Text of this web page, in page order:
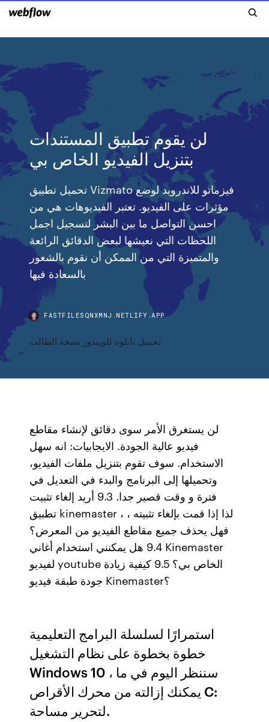
لن يقوم تطبيق المستندات
بتنزيل الفيديو الخاص بي
تحميل تطبيق Vizmato فيزماتو للاندرويد لوضع
مؤثرات على الفيديو. تعتبر الفيديوهات هي من
احسن التواصل ما بين البشر لتسجيل اجمل
اللحظات التي نعيشها لبعض الدقائق الرائعة
والمتميزة التي من الممكن أن نقوم بالشعور
بالسعادة فيها
FASTFILESQNXMNJ.NETLIFY.APP
تحميل تابلوه للويندوز نسخة الطالب
لن يستغرق الأمر سوى دقائق لإنشاء مقاطع
فيديو عالية الجودة. الايجابيات: انه سهل
الاستخدام. سوف تقوم بتنزيل ملفات الفيديو،
وتحميلها إلى البرنامج والبدء في التعديل في
فترة و وقت قصير جدا. 9.3 أريد إلغاء تثبيت
تطبيق kinemaster ، لذا إذا قمت بإلغاء تثبيته ،
فهل يحذف جميع مقاطع الفيديو من المعرض؟
9.4 هل يمكنني استخدام أغاني Kinemaster
لفيديو youtube الخاص بي؟ 9.5 كيفية زيادة
جودة طبقة فيديو Kinemaster؟
استمرارًا لسلسلة البرامج التعليمية
خطوة بخطوة على نظام التشغيل
Windows 10 ، سننظر اليوم في ما
يمكنك إزالته من محرك الأقراص C:
لتحرير مساحة.